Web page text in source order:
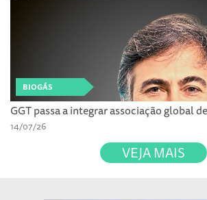
BIOGÁS
GGT passa a integrar associação global
14/07/26
VEJA MAIS